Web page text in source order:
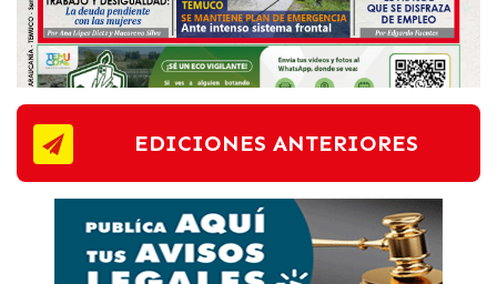
EDICIONES ANTERIORES